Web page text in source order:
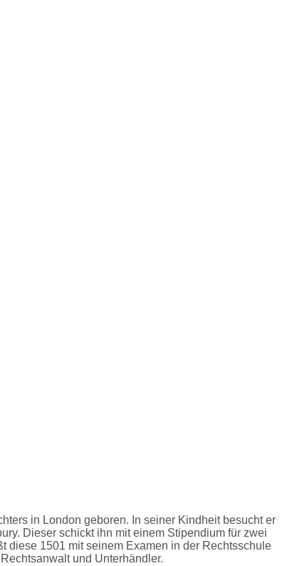
in London geboren. In seiner Kindheit besucht er
Dieser schickt ihn mit einem Stipendium für zwei
diese 1501 mit seinem Examen in der Rechtsschule
und Unterhändler.